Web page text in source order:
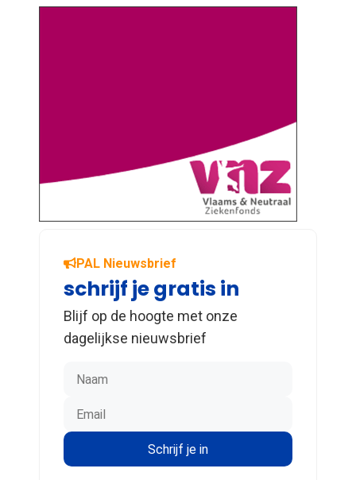
PAL Nieuwsbrief
schrijf je gratis in
Blijf op de hoogte met onze
dagelijkse nieuwsbrief